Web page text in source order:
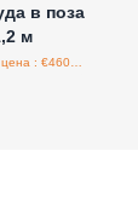
в поза
м